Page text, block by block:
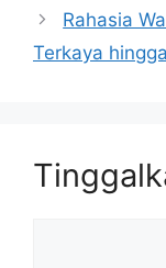
Rahasia
Terkaya